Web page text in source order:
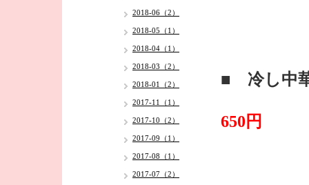
■ 冷し中
650円
2018-06（2）
2018-05（1）
2018-04（1）
2018-03（2）
2018-01（2）
2017-11（1）
2017-10（2）
2017-09（1）
2017-08（1）
2017-07（2）